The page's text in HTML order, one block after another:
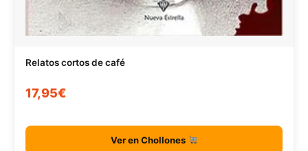
Relatos cortos de café
17,95€
Ver en Chollones